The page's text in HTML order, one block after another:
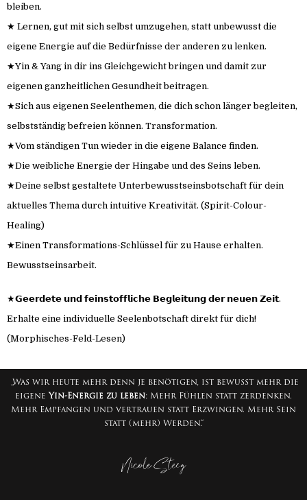
bleiben.
★ Lernen, gut mit sich selbst umzugehen, statt unbewusst die
eigene Energie auf die Bedürfnisse der anderen zu lenken.
★Yin & Yang in dir ins Gleichgewicht bringen und damit zur
eigenen ganzheitlichen Gesundheit beitragen.
★Sich aus eigenen Seelenthemen, die dich schon länger begleiten,
selbstständig befreien können. Transformation.
★Vom ständigen Tun wieder in die eigene Balance finden.
★Die weibliche Energie der Hingabe und des Seins leben.
★Deine selbst gestaltete Unterbewusstseinsbotschaft für dein
aktuelles Thema durch intuitive Kreativität. (Spirit-Colour-
Healing)
★Einen Transformations-Schlüssel für zu Hause erhalten.
Bewusstseinsarbeit.
★𝗚𝗲𝗲𝗿𝗱𝗲𝘁𝗲 𝘂𝗻𝗱 𝗳𝗲𝗶𝗻𝘀𝘁𝗼𝗳𝗳𝗹𝗶𝗰𝗵𝗲 𝗕𝗲𝗴𝗹𝗲𝗶𝘁𝘂𝗻𝗴 𝗱𝗲𝗿 𝗻𝗲𝘂𝗲𝗻 𝗭𝗲𝗶𝘁.
Erhalte eine individuelle Seelenbotschaft direkt für dich!
(Morphisches-Feld-Lesen)
„Was wir heute mehr denn je benötigen, ist bewusst mehr die
eigene Yin-Energie zu leben: Mehr Fühlen statt zerdenken.
Mehr Empfangen und vertrauen statt Erzwingen. Mehr Sein
statt (mehr) Werden.“
Nicole Steeg